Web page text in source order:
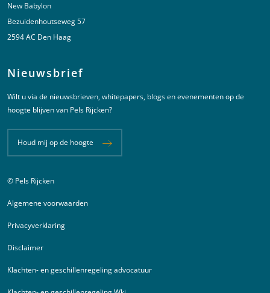
New Babylon
Bezuidenhoutseweg 57
2594 AC Den Haag
Nieuwsbrief
Wilt u via de nieuwsbrieven, whitepapers, blogs en evenementen op de
hoogte blijven van Pels Rijcken?
Houd mij op de hoogte
Juridische informatie
© Pels Rijcken
Algemene voorwaarden
Privacyverklaring
Disclaimer
Klachten- en geschillenregeling advocatuur